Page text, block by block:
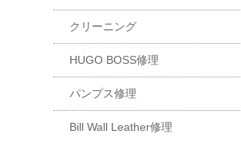
クリーニング
HUGO BOSS修理
パンプス修理
Bill Wall Leather修理